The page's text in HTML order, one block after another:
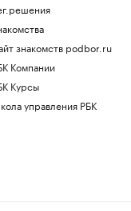
знакомств podbor.ru
Компании
Курсы
управления РБК